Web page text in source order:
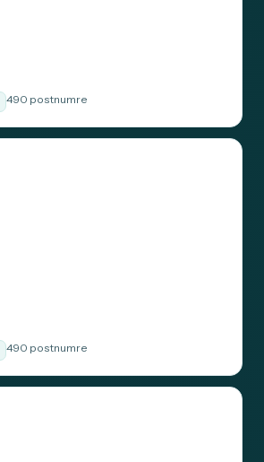
490 postnumre
490 postnumre